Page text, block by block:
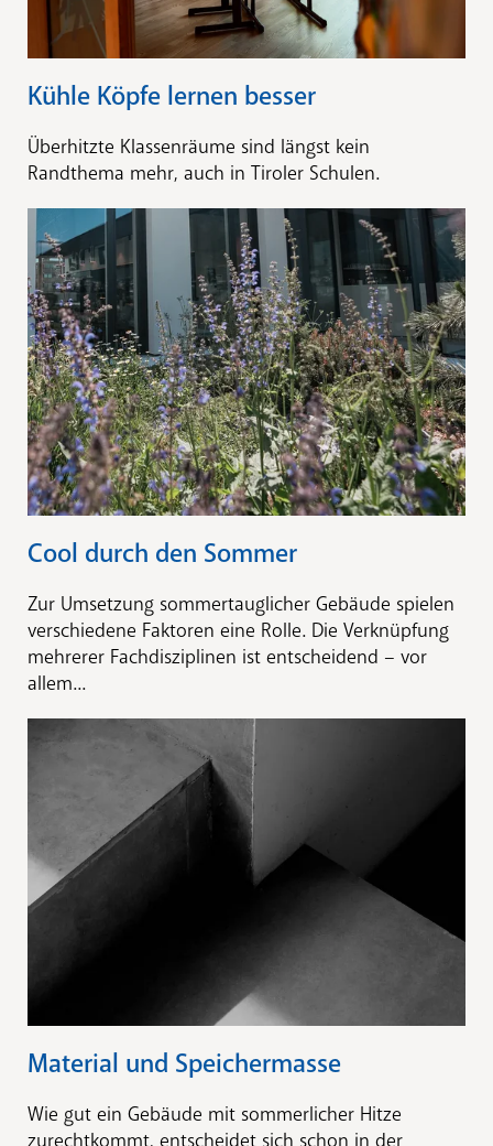
Kühle Köpfe lernen besser
Überhitzte Klassenräume sind längst kein
Randthema mehr, auch in Tiroler Schulen.
Cool durch den Sommer
Zur Umsetzung sommertauglicher Gebäude spielen
verschiedene Faktoren eine Rolle. Die Verknüpfung
mehrerer Fachdisziplinen ist entscheidend – vor
allem...
Material und Speichermasse
Wie gut ein Gebäude mit sommerlicher Hitze
zurechtkommt, entscheidet sich schon in der